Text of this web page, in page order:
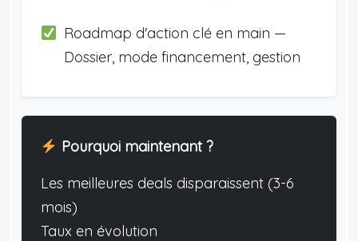
Roadmap d'action clé en main —
Dossier, mode financement, gestion
Pourquoi maintenant ?
Les meilleures deals disparaissent (3-6
mois)
Taux en évolution